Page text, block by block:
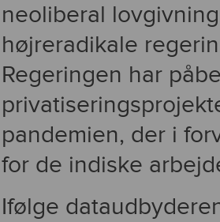
neoliberal
højreradikale
Regeringen har
pandemien, der i
for de indiske
Ifølge